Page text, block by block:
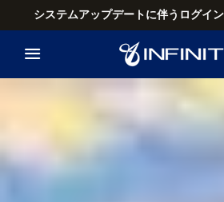
システムアップデートに伴うログイ